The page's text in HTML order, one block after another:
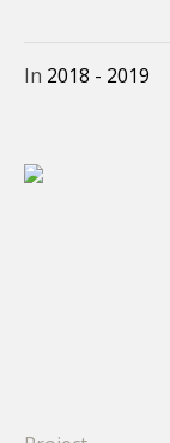
In 2018 - 2019